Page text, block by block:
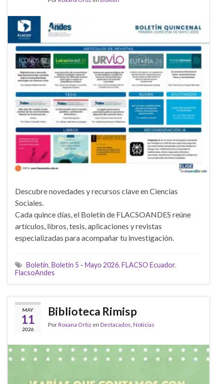
Descubre novedades y recursos clave en Ciencias
Sociales.
Cada quince días, el Boletín de FLACSOANDES reúne
artículos, libros, tesis, aplicaciones y revistas
especializadas para acompañar tu investigación.
Boletín, Boletín 5 - Mayo 2026, FLACSO Ecuador,
FlacsoAndes
MAY
11
2026
Biblioteca Rimisp
PorRoxana Ortiz en Destacados Noticias